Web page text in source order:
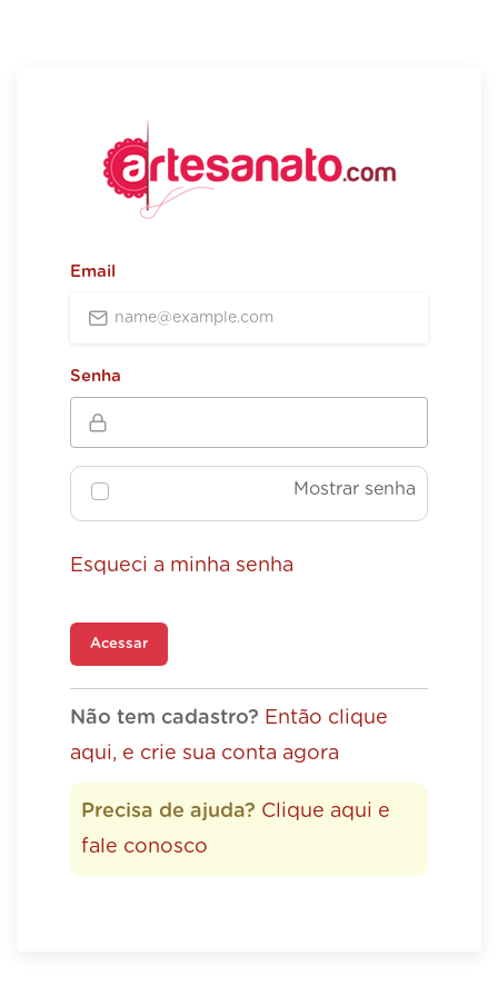
Email
Senha
Mostrar senha
Esqueci a minha senha
Acessar
Não tem cadastro? Então clique
aqui, e crie sua conta agora
Precisa de ajuda? Clique aqui e
fale conosco